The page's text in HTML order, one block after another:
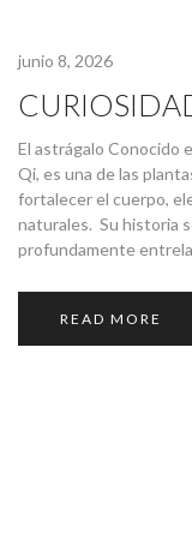
junio 8, 2026
El astrágalo Conocido
Qi, es una de las
fortalecer el cuerpo,
naturales. Su historia
profundamente
READ MORE